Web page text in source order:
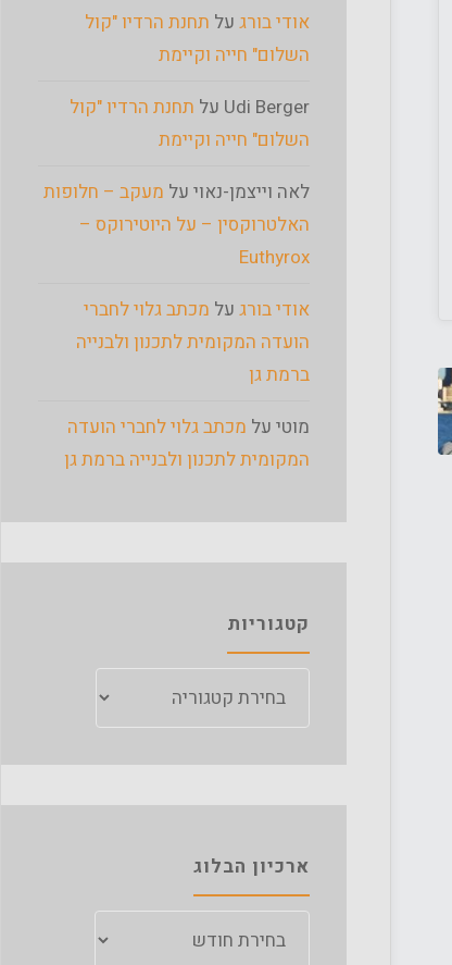
אודי בורג על תחנת הרדיו "קול
השלום" חייה וקיימת
Udi Berger על תחנת הרדיו "קול
השלום" חייה וקיימת
לאה וייצמן-נאוי על מעקב – חלופות
האלטרוקסין – על היוטירוקס –
Euthyrox
אודי בורג על מכתב גלוי לחברי
הועדה המקומית לתכנון ולבנייה
ברמת גן
מוטי על מכתב גלוי לחברי הועדה
המקומית לתכנון ולבנייה ברמת גן
קטגוריות
ארכיון הבלוג